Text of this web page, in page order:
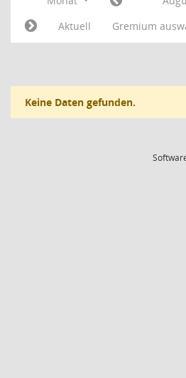
Aktuell
Gremium
Keine Daten gefunden.